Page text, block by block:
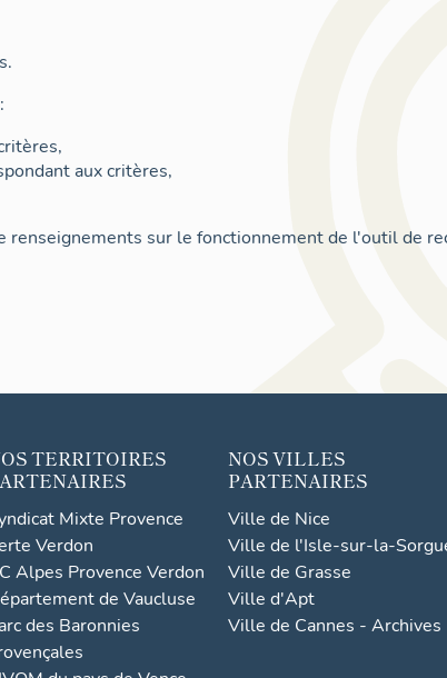
aux critères,
renseignements sur le fonctionnement de l'outil de
TERRITOIRES
Mixte Provence
Verdon
Alpes Provence Verdon
de Vaucluse
des Baronnies
NOS VILLES
PARTENAIRES
Ville de Nice
Ville de l'Isle-sur-la-
Ville de Grasse
Ville d'Apt
Ville de Cannes - Archives